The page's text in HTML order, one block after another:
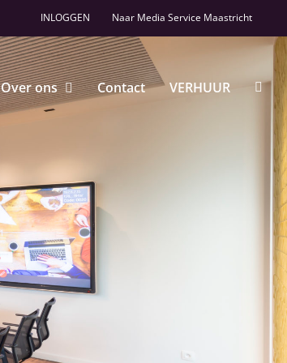
INLOGGEN Naar Media Service Maastricht
Over ons Contact VERHUUR